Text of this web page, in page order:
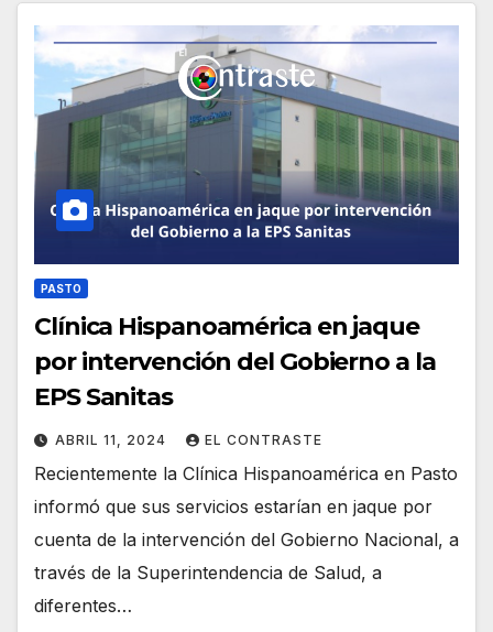
PASTO
Clínica Hispanoamérica en jaque
por intervención del Gobierno a la
EPS Sanitas
ABRIL 11, 2024 EL CONTRASTE
Recientemente la Clínica Hispanoamérica en Pasto
informó que sus servicios estarían en jaque por
cuenta de la intervención del Gobierno Nacional, a
través de la Superintendencia de Salud, a
diferentes…